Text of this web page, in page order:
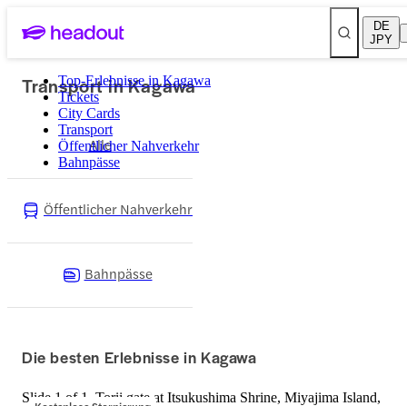
DE
JPY
Top-Erlebnisse in Kagawa
Tickets
City Cards
Transport
Öffentlicher Nahverkehr
Bahnpässe
Transport in Kagawa
Alle
Öffentlicher Nahverkehr
Bahnpässe
Die besten Erlebnisse in Kagawa
Slide 1 of 1, Torii gate at Itsukushima Shrine, Miyajima Island,